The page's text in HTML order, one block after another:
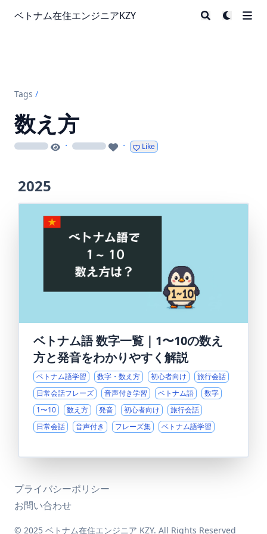
ベトナム在住エンジニアKZY
Tags /
数え方
loading · loading · Like
2025
ベトナム語 数字一覧｜1〜10の数え
方と発音をわかりやすく解説
ベトナム語学習 数字・数え方 初心者向け
旅行会話
日常会話フレーズ
音声付き学習 ベトナム語
数字
1〜10
数え方 発音 初心者向け
旅行会話
日常会話
音声付き フレーズ集 ベトナム語学習
プライバシーポリシー
お問い合わせ
© 2025 ベトナム在住エンジニア KZY. All Rights Reserved